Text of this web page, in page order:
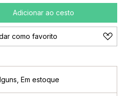
Adicionar ao cesto
como favorito
Em estoque